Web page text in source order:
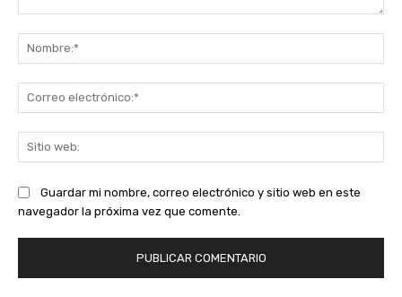
Guardar mi nombre, correo electrónico y sitio web en este
navegador la próxima vez que comente.